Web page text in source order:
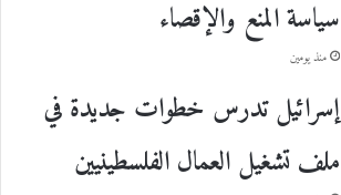
سياسة المنع والإقصاء
منذ يومين
إسرائيل تدرس خطوات جديدة في
ملف تشغيل العمال الفلسطينيين